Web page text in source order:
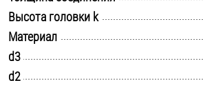
Шпильки
Шплинты
Высота головки k
Материал
d3
d2